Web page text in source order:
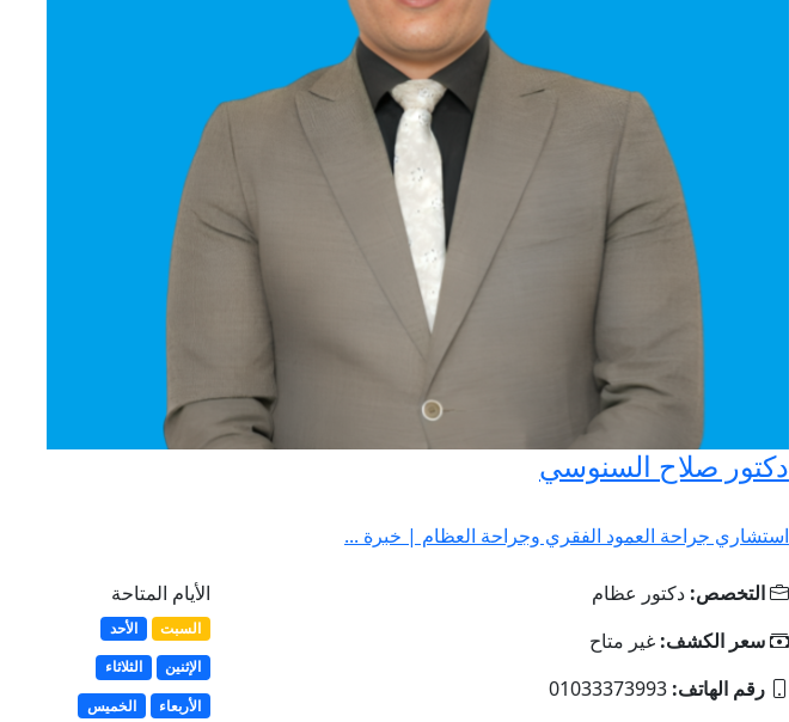
دكتور صلاح السنوسي
استشاري جراحة العمود الفقري وجراحة العظام | خبرة ...
التخصص: دكتور عظام
سعر الكشف: غير متاح
رقم الهاتف: 01033373993
الأيام المتاحة
السبت
الأحد
الإثنين
الثلاثاء
الأربعاء
الخميس